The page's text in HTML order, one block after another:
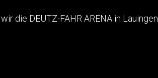
die DEUTZ-FAHR ARENA in